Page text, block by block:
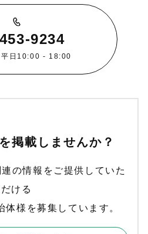
9234
平日10:00 - 18:00
掲載しませんか？
の情報をご提供していた
だける
体様を募集しています。